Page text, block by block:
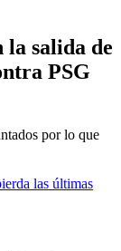
salida de
PSG
por lo que
las últimas